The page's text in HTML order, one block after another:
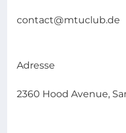
contact@mtuclub.de
Adresse
2360 Hood Avenue,